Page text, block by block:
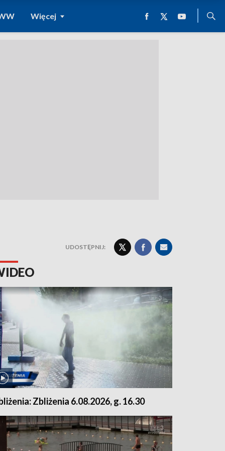
Więcej
UDOSTĘPNIJ:
Zbliżenia 6.08.2026, g. 16.30